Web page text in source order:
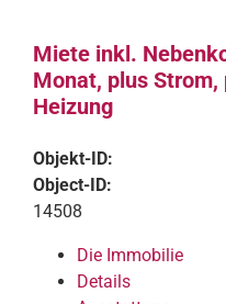
Miete inkl.
Monat, plus
Heizung
Objekt-ID:
Object-ID:
14508
Die Immobilie
Details